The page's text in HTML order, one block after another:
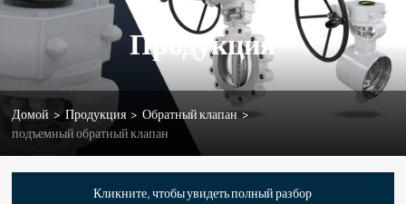
Продукция
Домой > Продукция > Обратный клапан >
подъемный обратный клапан
Кликните, чтобы увидеть полный разбор